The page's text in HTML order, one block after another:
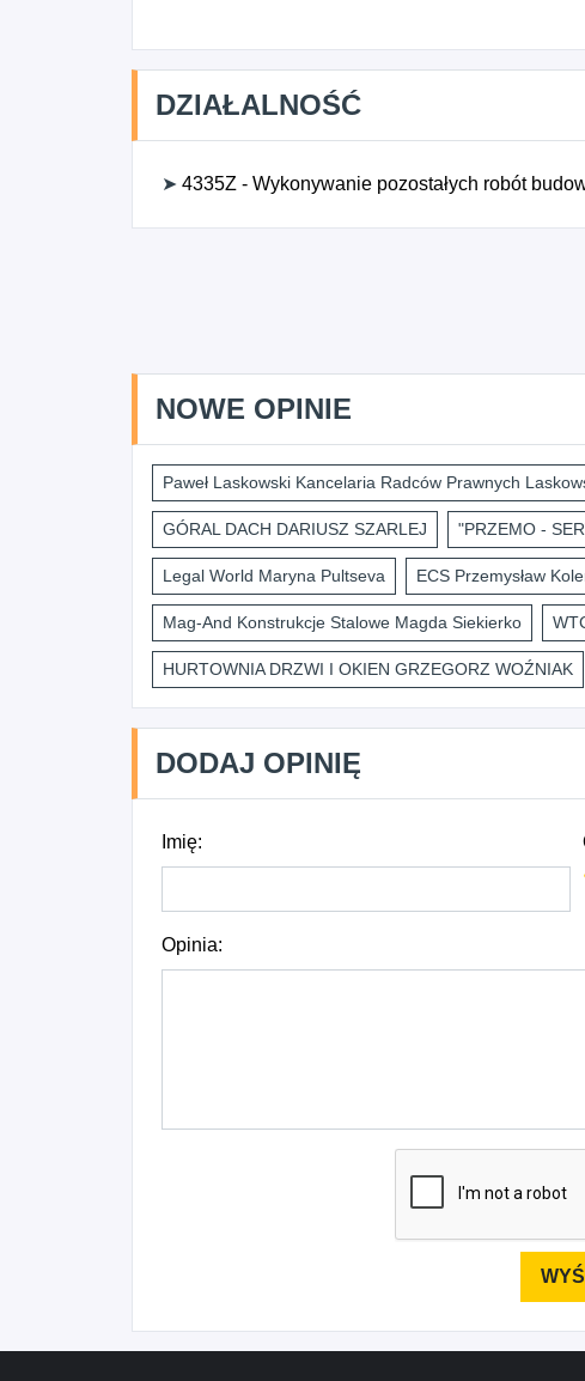
DZIAŁALNOŚĆ
➤ 4335Z - Wykonywanie pozostałych robót
NOWE OPINIE
Paweł Laskowski Kancelaria Radców Prawnych
GÓRAL DACH DARIUSZ SZARLEJ "PRZEMO -
Legal World Maryna Pultseva ECS Przemysław
Mag-And Konstrukcje Stalowe Magda Siekierko
HURTOWNIA DRZWI I OKIEN GRZEGORZ WOŹNIAK
DODAJ OPINIĘ
Imię:
Opinia: